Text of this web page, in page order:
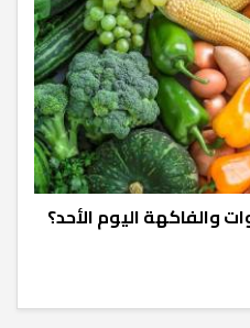
والفاكهة اليوم الأحد؟